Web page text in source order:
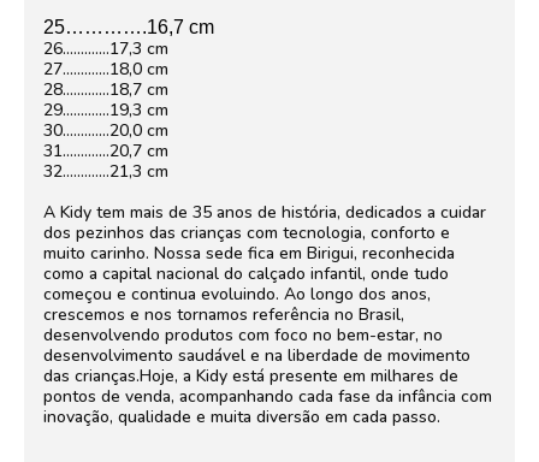
25………….16,7 cm
26………….17,3 cm
27………….18,0 cm
28………….18,7 cm
29………….19,3 cm
30………….20,0 cm
31………….20,7 cm
32………….21,3 cm
A Kidy tem mais de 35 anos de história, dedicados a cuidar
dos pezinhos das crianças com tecnologia, conforto e
muito carinho. Nossa sede fica em Birigui, reconhecida
como a capital nacional do calçado infantil, onde tudo
começou e continua evoluindo. Ao longo dos anos,
crescemos e nos tornamos referência no Brasil,
desenvolvendo produtos com foco no bem-estar, no
desenvolvimento saudável e na liberdade de movimento
das crianças.Hoje, a Kidy está presente em milhares de
pontos de venda, acompanhando cada fase da infância com
inovação, qualidade e muita diversão em cada passo.